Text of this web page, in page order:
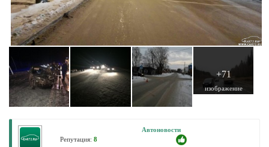
+71
изображение
Автоновости
Репутация:8